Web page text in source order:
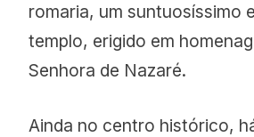
romaria, um suntuosíssimo
templo, erigido em
Senhora de Nazaré.
Ainda no centro histórico,